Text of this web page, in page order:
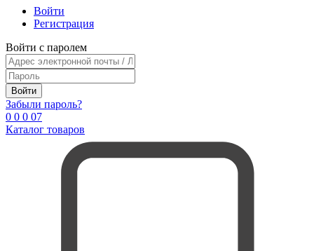
Войти
Регистрация
Войти с паролем
Войти
Забыли пароль?
0 0 0 07
Каталог товаров